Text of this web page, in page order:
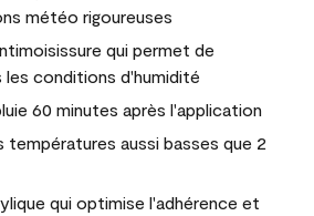
météo rigoureuses
qui permet de
conditions d'humidité
60 minutes après l'application
températures aussi basses que 2
qui optimise l'adhérence et